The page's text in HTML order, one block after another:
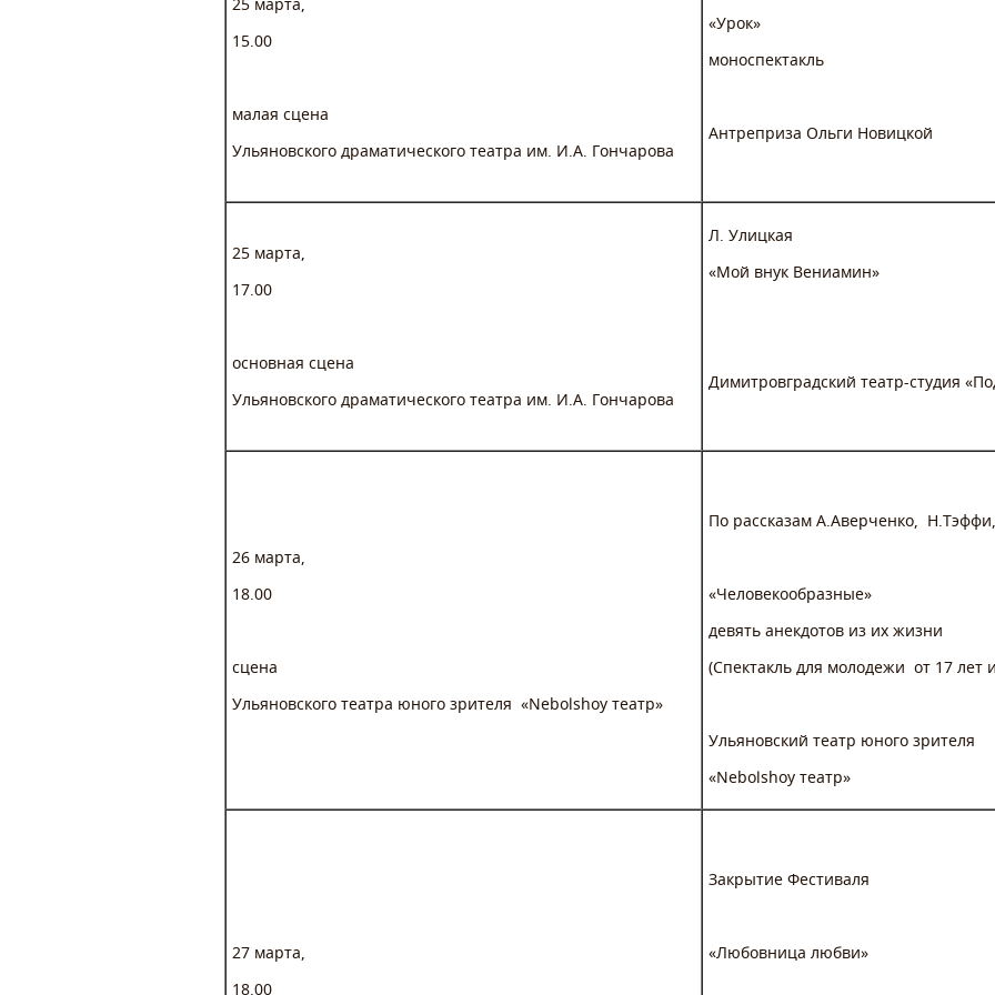
15.00
малая сцена
Ульяновского драматического театра им. И.А. Гончарова
«Урок»
моноспектакль
Антреприза Ольги Новицкой
25 марта,
17.00
основная сцена
Ульяновского драматического театра им. И.А. Гончарова
Л. Улицкая
«Мой внук Вениамин»
Димитровградский театр-студия
26 марта,
18.00
сцена
Ульяновского театра юного зрителя «Nebolshoy театр»
По рассказам А.Аверченко,
«Человекообразные»
девять анекдотов из их жизни
(Спектакль для молодежи от 17 лет
Ульяновский театр юного зрителя
«Nebolshoy театр»
27 марта,
18.00
Закрытие Фестиваля
«Любовница любви»